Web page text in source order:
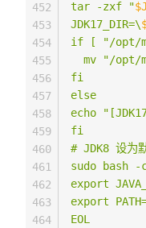
tar -zxf "
JDK17_DIR=\
if [ "/opt/
mv "/opt/
fi
else
echo
fi
# JDK8 设为
sudo bash
export
export
EOL
452
453
454
455
456
457
458
459
460
461
462
463
464